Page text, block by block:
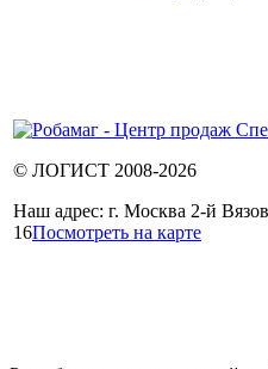
© ЛОГИСТ 2008-2026
Наш адрес: г. Москва 2-й
16Посмотреть на карте